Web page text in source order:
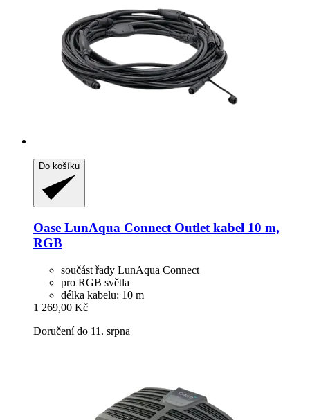
Do košíku
Oase LunAqua Connect Outlet kabel 10 m,
RGB
součást řady LunAqua Connect
pro RGB světla
délka kabelu: 10 m
1 269,00 Kč
Doručení do 11. srpna